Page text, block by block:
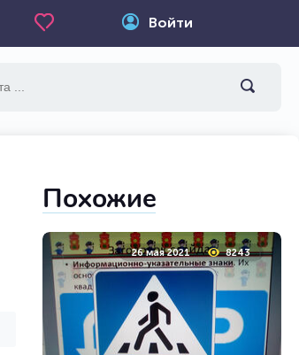
Войти
Похожие
26 мая 2021 8243